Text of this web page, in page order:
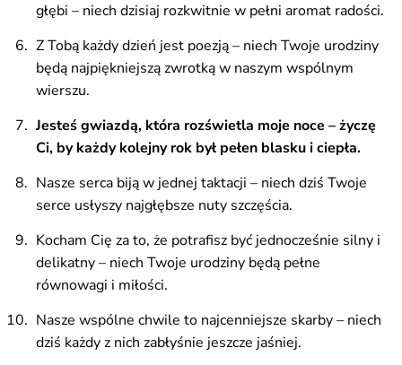
głębi – niech dzisiaj rozkwitnie w pełni aromat radości.
Z Tobą każdy dzień jest poezją – niech Twoje urodziny
będą najpiękniejszą zwrotką w naszym wspólnym
wierszu.
Jesteś gwiazdą, która rozświetla moje noce – życzę
Ci, by każdy kolejny rok był pełen blasku i ciepła.
Nasze serca biją w jednej taktacji – niech dziś Twoje
serce usłyszy najgłębsze nuty szczęścia.
Kocham Cię za to, że potrafisz być jednocześnie silny i
delikatny – niech Twoje urodziny będą pełne
równowagi i miłości.
Nasze wspólne chwile to najcenniejsze skarby – niech
dziś każdy z nich zabłyśnie jeszcze jaśniej.